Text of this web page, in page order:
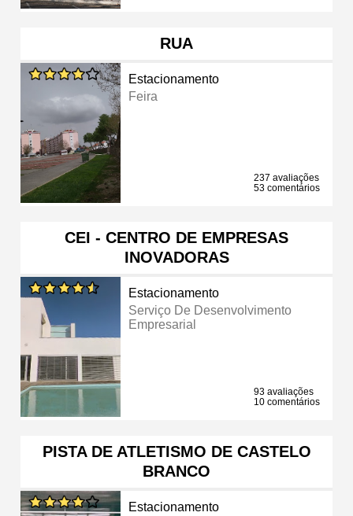
RUA
Estacionamento
Feira
237 avaliações
53 comentários
CEI - CENTRO DE EMPRESAS
INOVADORAS
Estacionamento
Serviço De Desenvolvimento
Empresarial
93 avaliações
10 comentários
PISTA DE ATLETISMO DE CASTELO
BRANCO
Estacionamento